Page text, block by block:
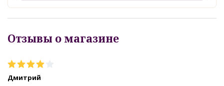
Отзывы о магазине
Дмитрий